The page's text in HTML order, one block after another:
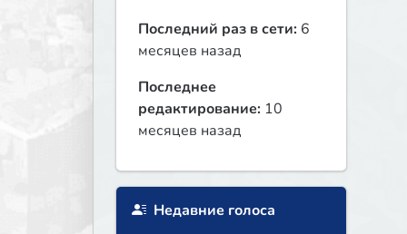
Последний раз в сети: 6
месяцев назад
Последнее
редактирование: 10
месяцев назад
Недавние голоса